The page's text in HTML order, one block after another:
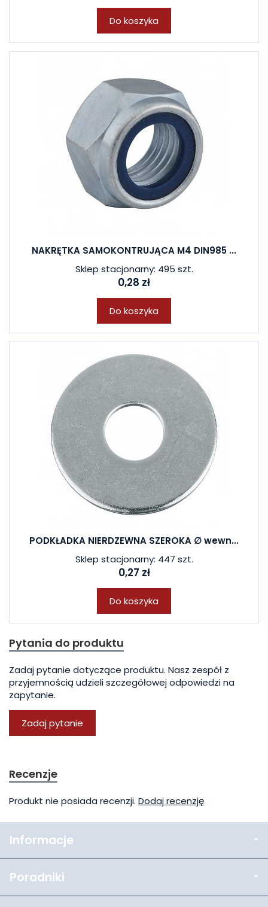
Do koszyka
NAKRĘTKA SAMOKONTRUJĄCA M4 DIN985 ...
Sklep stacjonarny: 495 szt.
0,28 zł
Do koszyka
PODKŁADKA NIERDZEWNA SZEROKA ∅ wewn...
Sklep stacjonarny: 447 szt.
0,27 zł
Do koszyka
Pytania do produktu
Zadaj pytanie dotyczące produktu. Nasz zespół z
przyjemnością udzieli szczegółowej odpowiedzi na
zapytanie.
Zadaj pytanie
Recenzje
Produkt nie posiada recenzji. Dodaj recenzję
Informacje
Poradniki